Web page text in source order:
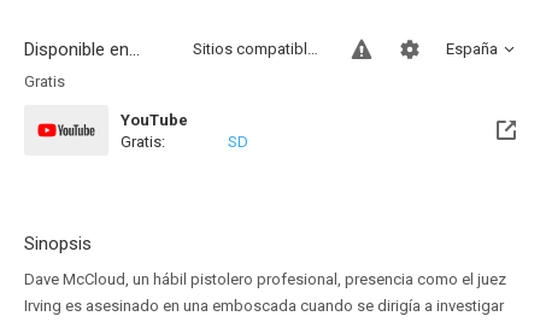
Disponible en... España
Sitios compatibles
Gratis
YouTube
Gratis:
SD
Sinopsis
Dave McCloud, un hábil pistolero profesional, presencia como el juez
Irving es asesinado en una emboscada cuando se dirigía a investigar